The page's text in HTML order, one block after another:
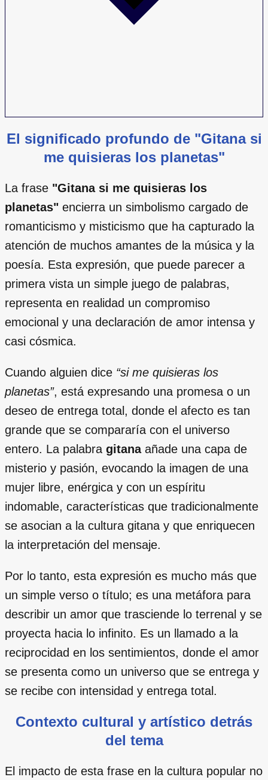
El significado profundo de "Gitana si
me quisieras los planetas"
La frase "Gitana si me quisieras los
planetas" encierra un simbolismo cargado de
romanticismo y misticismo que ha capturado la
atención de muchos amantes de la música y la
poesía. Esta expresión, que puede parecer a
primera vista un simple juego de palabras,
representa en realidad un compromiso
emocional y una declaración de amor intensa y
casi cósmica.
Cuando alguien dice “si me quisieras los
planetas”, está expresando una promesa o un
deseo de entrega total, donde el afecto es tan
grande que se compararía con el universo
entero. La palabra gitanaañade una capa de
misterio y pasión, evocando la imagen de una
mujer libre, enérgica y con un espíritu
indomable, características que tradicionalmente
se asocian a la cultura gitana y que enriquecen
la interpretación del mensaje.
Por lo tanto, esta expresión es mucho más que
un simple verso o título; es una metáfora para
describir un amor que trasciende lo terrenal y se
proyecta hacia lo infinito. Es un llamado a la
reciprocidad en los sentimientos, donde el amor
se presenta como un universo que se entrega y
se recibe con intensidad y entrega total.
Contexto cultural y artístico detrás
del tema
El impacto de esta frase en la cultura popular no